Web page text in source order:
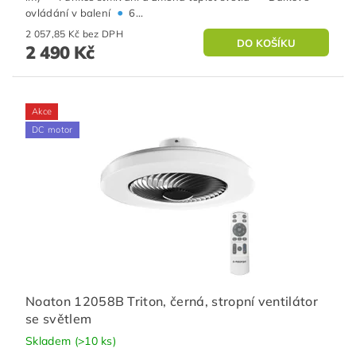
ovládání v balení • 6...
2 057,85 Kč bez DPH
2 490 Kč
Akce
DC motor
Noaton 12058B Triton, černá, stropní ventilátor
se světlem
Skladem (>10 ks)